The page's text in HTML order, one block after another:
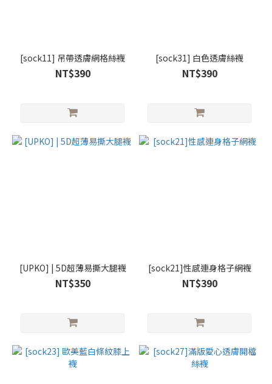
[sock11] 吊帶透膚網格絲襪
NT$390
[sock31] 白色透膚絲襪
NT$390
[UPKO] | 5D超薄易撕大腿襪
NT$350
[sock21]性感連身格子網襪
NT$390